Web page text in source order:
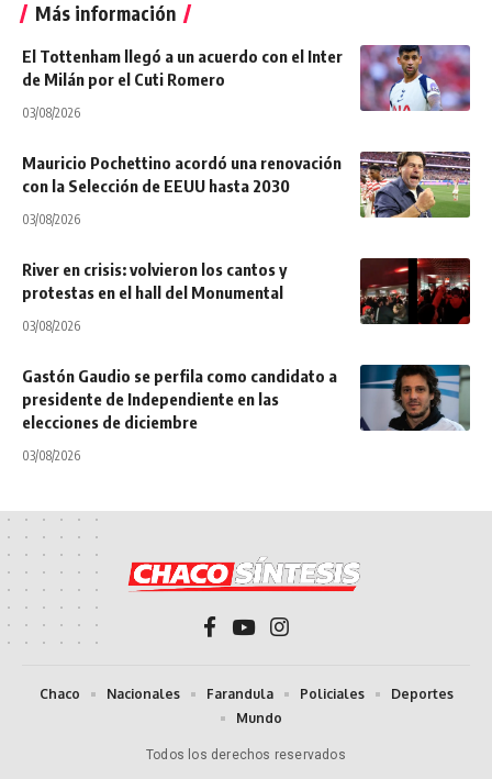
Más información
El Tottenham llegó a un acuerdo con el Inter
de Milán por el Cuti Romero
03/08/2026
Mauricio Pochettino acordó una renovación
con la Selección de EEUU hasta 2030
03/08/2026
River en crisis: volvieron los cantos y
protestas en el hall del Monumental
03/08/2026
Gastón Gaudio se perfila como candidato a
presidente de Independiente en las
elecciones de diciembre
03/08/2026
Todos los derechos reservados
Chaco Nacionales Farandula Policiales
Deportes
Mundo